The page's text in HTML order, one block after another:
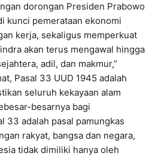
dorongan Presiden Prabowo
kunci pemerataan ekonomi
kerja, sekaligus memperkuat
akan terus mengawal hingga
adil, dan makmur,”
Pasal 33 UUD 1945 adalah
seluruh kekayaan alam
besarnya bagi
33 adalah pasal pamungkas
rakyat, bangsa dan negara,
tidak dimiliki hanya oleh